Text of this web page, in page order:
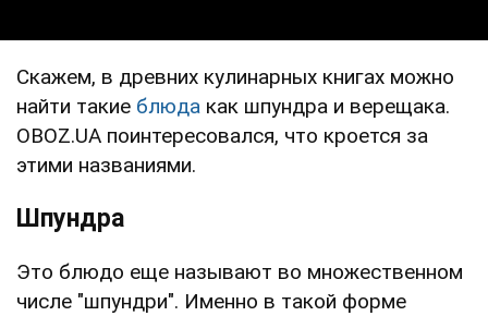
Скажем, в древних кулинарных книгах можно
найти такие блюда как шпундра и верещака.
OBOZ.UA поинтересовался, что кроется за
этими названиями.
Шпундра
Это блюдо еще называют во множественном
числе "шпундри". Именно в такой форме